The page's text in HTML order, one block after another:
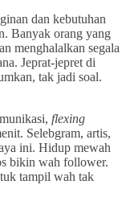
dan kebutuhan
Banyak orang yang
menghalalkan segala
Jeprat-jepret di
tak jadi soal.
flexing
Selebgram, artis,
ini. Hidup mewah
bikin wah follower.
tampil wah tak